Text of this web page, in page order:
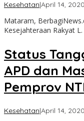
Kesehatan|April 14, 2020
Mataram,
Kesejahteraan Rakyat
Status
APD dan
Pemprov
Kesehatan|April 14, 2020